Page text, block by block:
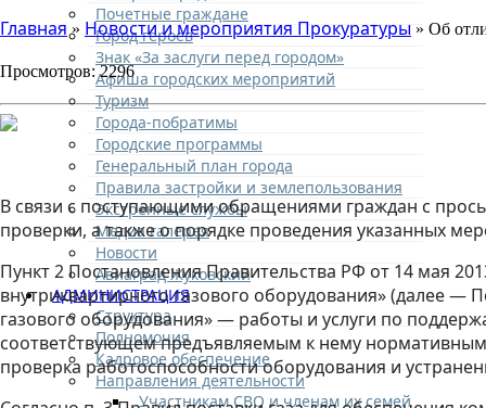
Почетные граждане
Город героев
Знак «За заслуги перед городом»
Афиша городских мероприятий
Туризм
Города-побратимы
Городские программы
Генеральный план города
Правила застройки и землепользования
Экстренные службы
Медиа галерея
Новости
Авиаград Жуковский
АДМИНИСТРАЦИЯ
Структура
Полномочия
Кадровое обеспечение
Направления деятельности
Участникам СВО и членам их семей
Главная » Новости и мероприятия Прокуратуры » Об
Просмотров: 2296
В связи с поступающими обращениями граждан с
проверки, а также о порядке проведения указанных
Пункт 2 Постановления Правительства РФ от 14 мая
внутриквартирного газового оборудования» (далее —
газового оборудования» — работы и услуги по
соответствующем предъявляемым к нему нормативным
проверка работоспособности оборудования и